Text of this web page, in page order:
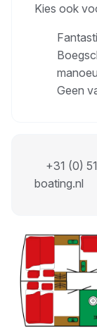
Kies ook
Geen
+31 (0)
boating.nl